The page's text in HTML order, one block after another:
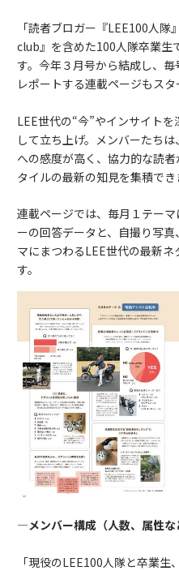
「読者ブロガー『LEE100人隊
club』を含めた100人隊卒業生
す。今年３月号から結成し、
レポートする連載ページもスタ
LEE世代の“今”やインサイト
して立ち上げ。メンバーたち
への感度が高く、協力的な読
タイルの最新の知見を集積でき
連載ページでは、毎月１テー
ーの回答データと、自撮り写
マにまつわるLEE世代の最新
す。
―メンバー構成（人数、属性な
「現役のLEE100人隊と卒業生